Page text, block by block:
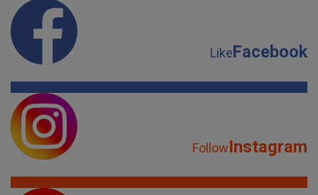
LikeFacebook
FollowInstagram